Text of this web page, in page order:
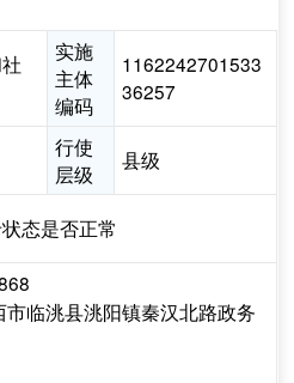
实施
主体
编码
1162242701533
36257
行使
层级
县级
态是否正常
市临洮县洮阳镇秦汉北路政务